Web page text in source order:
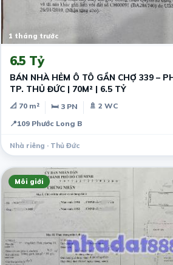
1 tháng trước
6.5 Tỷ
BÁN NHÀ HẺM Ô TÔ GẦN CHỢ 339 – PHƯỚC LONG B,
TP. THỦ ĐỨC | 70M² | 6.5 TỶ
📐 70 m² 🛏 3 PN
🚿 2 WC
📍109 Phước Long B
Nhà riêng · Thủ Đức
Môi giới